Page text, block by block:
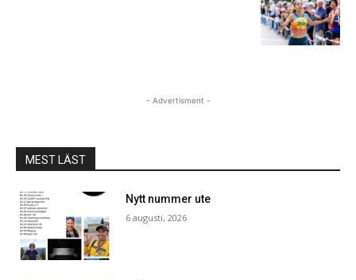
- Advertisment -
MEST LÄST
Nytt nummer ute
6 augusti, 2026